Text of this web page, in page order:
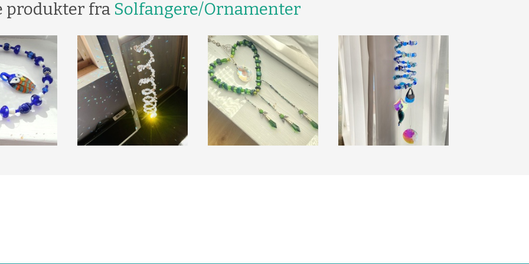
produkter fra Solfangere/Ornamenter